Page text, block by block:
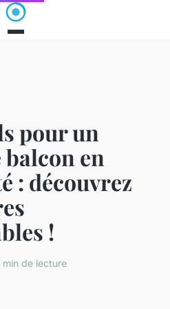
pour un
en
: découvrez
!
de lecture